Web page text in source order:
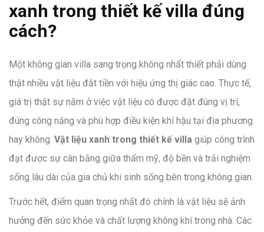
xanh trong thiết kế villa đúng
cách?
Một không gian villa sang trọng không nhất thiết phải dùng
thật nhiều vật liệu đắt tiền với hiệu ứng thị giác cao. Thực tế,
giá trị thật sự nằm ở việc vật liệu có được đặt đúng vị trí,
đúng công năng và phù hợp điều kiện khí hậu tại địa phương
hay không. Vật liệu xanh trong thiết kế villa giúp công trình
đạt được sự cân bằng giữa thẩm mỹ, độ bền và trải nghiệm
sống lâu dài của gia chủ khi sinh sống bên trong không gian.
Trước hết, điểm quan trọng nhất đó chính là vật liệu sẽ ảnh
hưởng đến sức khỏe và chất lượng không khí trong nhà. Các